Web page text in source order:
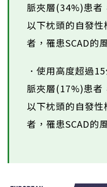
脈夾層(34%)患者
以下枕頭的自發
者，罹患SCAD的
．使用高度超過
脈夾層(17%)患者
以下枕頭的自發
者，罹患SCAD的